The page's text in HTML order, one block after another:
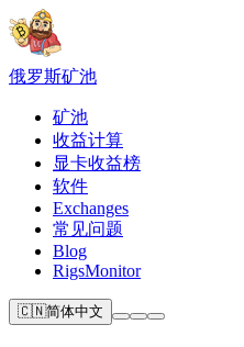
俄罗斯矿池
矿池
收益计算
显卡收益榜
软件
Exchanges
常见问题
Blog
RigsMonitor
🇨🇳简体中文